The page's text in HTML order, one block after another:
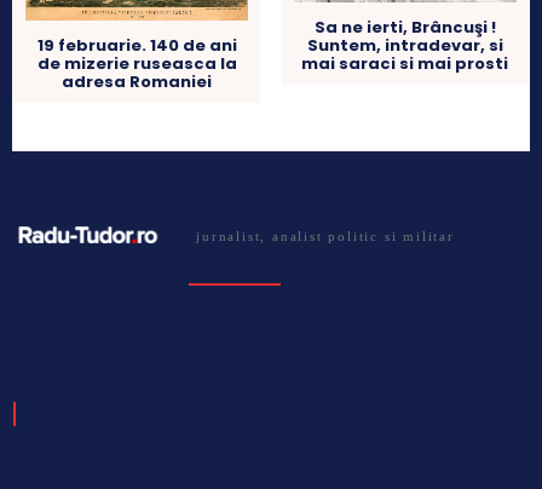
19 februarie. 140 de ani
de mizerie ruseasca la
adresa Romaniei
Sa ne ierti, Brâncuşi !
Suntem, intradevar, si
mai saraci si mai prosti
jurnalist, analist politic si militar